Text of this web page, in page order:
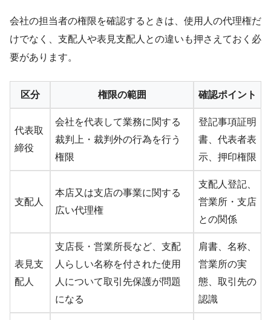
会社の担当者の権限を確認するときは、使用人の代理権だ
けでなく、支配人や表見支配人との違いも押さえておく必
要があります。
区分 権限の範囲 確認ポイント
代表取
締役
会社を代表して業務に関する
裁判上・裁判外の行為を行う
権限
登記事項証明
書、代表者表
示、押印権限
支配人
本店又は支店の事業に関する
広い代理権
支配人登記、
営業所・支店
との関係
表見支
配人
支店長・営業所長など、支配
人らしい名称を付された使用
人について取引先保護が問題
になる
肩書、名称、
営業所の実
態、取引先の
認識